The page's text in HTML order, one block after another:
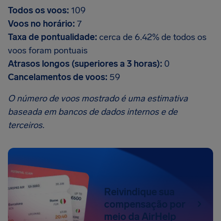
Todos os voos: 109
Voos no horário: 7
Taxa de pontualidade: cerca de 6.42% de todos os
voos foram pontuais
Atrasos longos (superiores a 3 horas): 0
Cancelamentos de voos: 59
O número de voos mostrado é uma estimativa
baseada em bancos de dados internos e de
terceiros.
Reivindique sua
compensação por
meio da AirHelp